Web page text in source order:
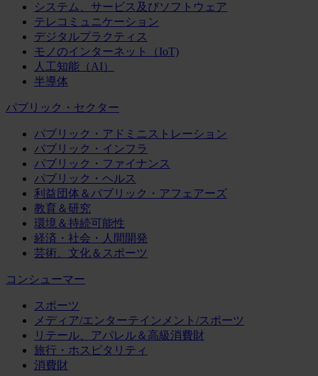
システム、サービス及びソフトウェア
テレコミュニケーション
デジタルプラクティス
モノのインターネット（IoT)
人工知能（AI）
半導体
パブリック・セクター
パブリック・アドミニストレーション
パブリック・インフラ
パブリック・ファイナンス
パブリック・ヘルス
利益団体＆パブリック・アフェアーズ
教育＆研究
環境＆持続可能性
経済・社会・人間開発
芸術、文化＆スポーツ
コンシューマー
スポーツ
メディア/エンターテインメント/スポーツ
リテール、アパレル＆高級消費財
旅行・ホスピタリティ
消費財